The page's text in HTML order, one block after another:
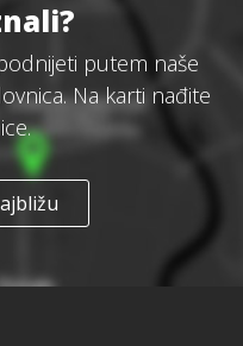
putem naše
Na karti nađite